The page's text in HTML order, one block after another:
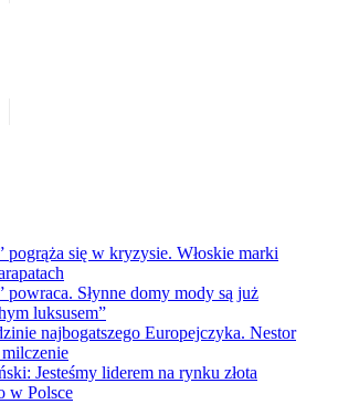
pogrąża się w kryzysie. Włoskie marki
powraca. Słynne domy mody są już
luksusem”
najbogatszego Europejczyka. Nestor
Jesteśmy liderem na rynku złota
w Polsce